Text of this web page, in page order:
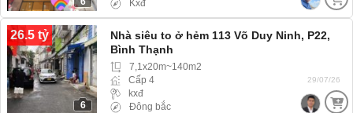
Kxđ
26.5 tỷ
6
Nhà siêu to ở hẻm 113 Võ Duy Ninh, P22,
Bình Thạnh
7,1x20m~140m2
Cấp 4
kxđ
Đông bắc
29/07/26